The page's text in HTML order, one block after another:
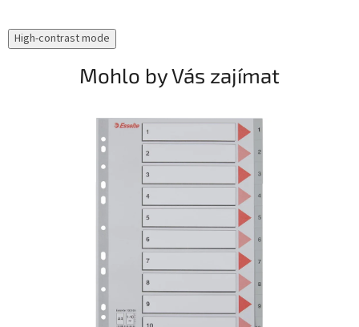
High-contrast mode
Mohlo by Vás zajímat